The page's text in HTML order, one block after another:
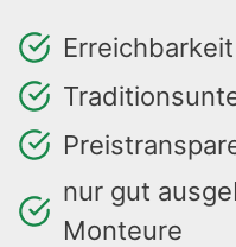
nur gut
Monteure